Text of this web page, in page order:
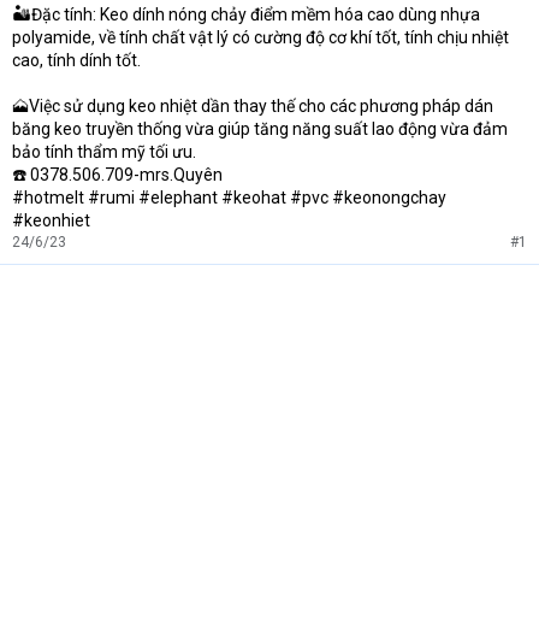
🏜️Đặc tính: Keo dính nóng chảy điểm mềm hóa cao dùng nhựa
polyamide, về tính chất vật lý có cường độ cơ khí tốt, tính chịu nhiệt
cao, tính dính tốt.
🗻Việc sử dụng keo nhiệt dần thay thế cho các phương pháp dán
băng keo truyền thống vừa giúp tăng năng suất lao động vừa đảm
bảo tính thẩm mỹ tối ưu.
☎️ 0378.506.709-mrs.Quyên
#hotmelt #rumi #elephant #keohat #pvc #keonongchay
#keonhiet
24/6/23 #1